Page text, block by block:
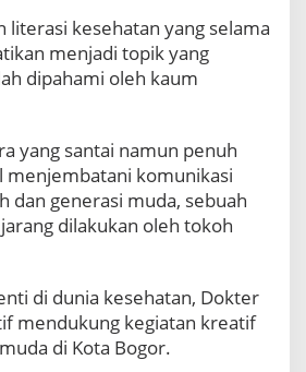
y
a
n
n
a
n
k
H
a
t
literasi kesehatan yang selama
menjadi topik yang
dipahami oleh kaum
yang santai namun penuh
menjembatani komunikasi
dan generasi muda, sebuah
dilakukan oleh tokoh
di dunia kesehatan, Dokter
mendukung kegiatan kreatif
di Kota Bogor.